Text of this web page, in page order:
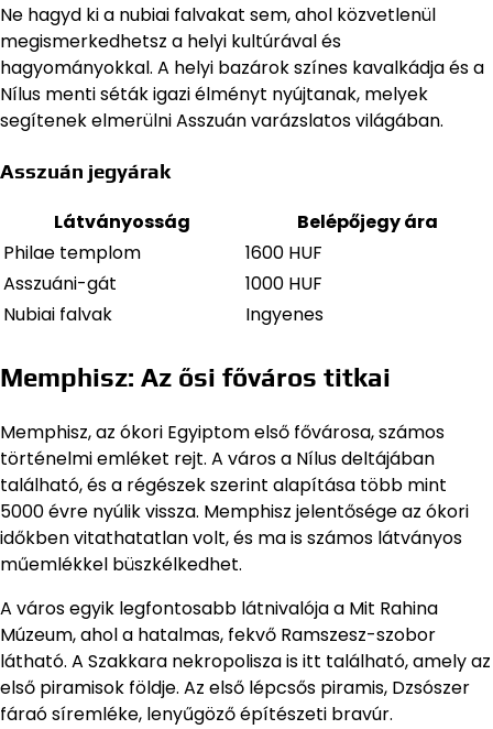
Ne hagyd ki a nubiai falvakat sem, ahol közvetlenül
megismerkedhetsz a helyi kultúrával és
hagyományokkal. A helyi bazárok színes kavalkádja és a
Nílus menti séták igazi élményt nyújtanak, melyek
segítenek elmerülni Asszuán varázslatos világában.
Asszuán jegyárak
Látványosság
Belépőjegy ára
Philae templom
1600 HUF
Asszuáni-gát
1000 HUF
Nubiai falvak
Ingyenes
Memphisz: Az ősi főváros titkai
Memphisz, az ókori Egyiptom első fővárosa, számos
történelmi emléket rejt. A város a Nílus deltájában
található, és a régészek szerint alapítása több mint
5000 évre nyúlik vissza. Memphisz jelentősége az ókori
időkben vitathatatlan volt, és ma is számos látványos
műemlékkel büszkélkedhet.
A város egyik legfontosabb látnivalója a Mit Rahina
Múzeum, ahol a hatalmas, fekvő Ramszesz-szobor
látható. A Szakkara nekropolisza is itt található, amely az
első piramisok földje. Az első lépcsős piramis, Dzsószer
fáraó síremléke, lenyűgöző építészeti bravúr.